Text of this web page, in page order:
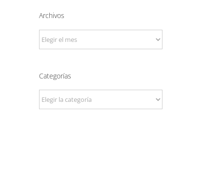
Archivos
Archivos
Categorías
Categorías